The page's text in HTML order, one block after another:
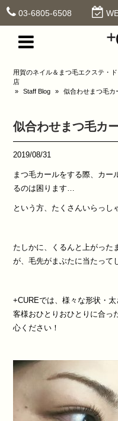
03-6805-6508
用賀のネイル＆まつ毛エクステ・
店
»
Staff Blog » 似合わせまつ毛
似合わせまつ毛カ
2019/08/31
まつ毛カールをする際、カー
るのは困ります…
という方、たくさんいらっし
たしかに、くるんと上がった
が、毛先がまぶたに当たって
+CUREでは、様々な形状・
客様おひとりおひとりに合っ
心ください！